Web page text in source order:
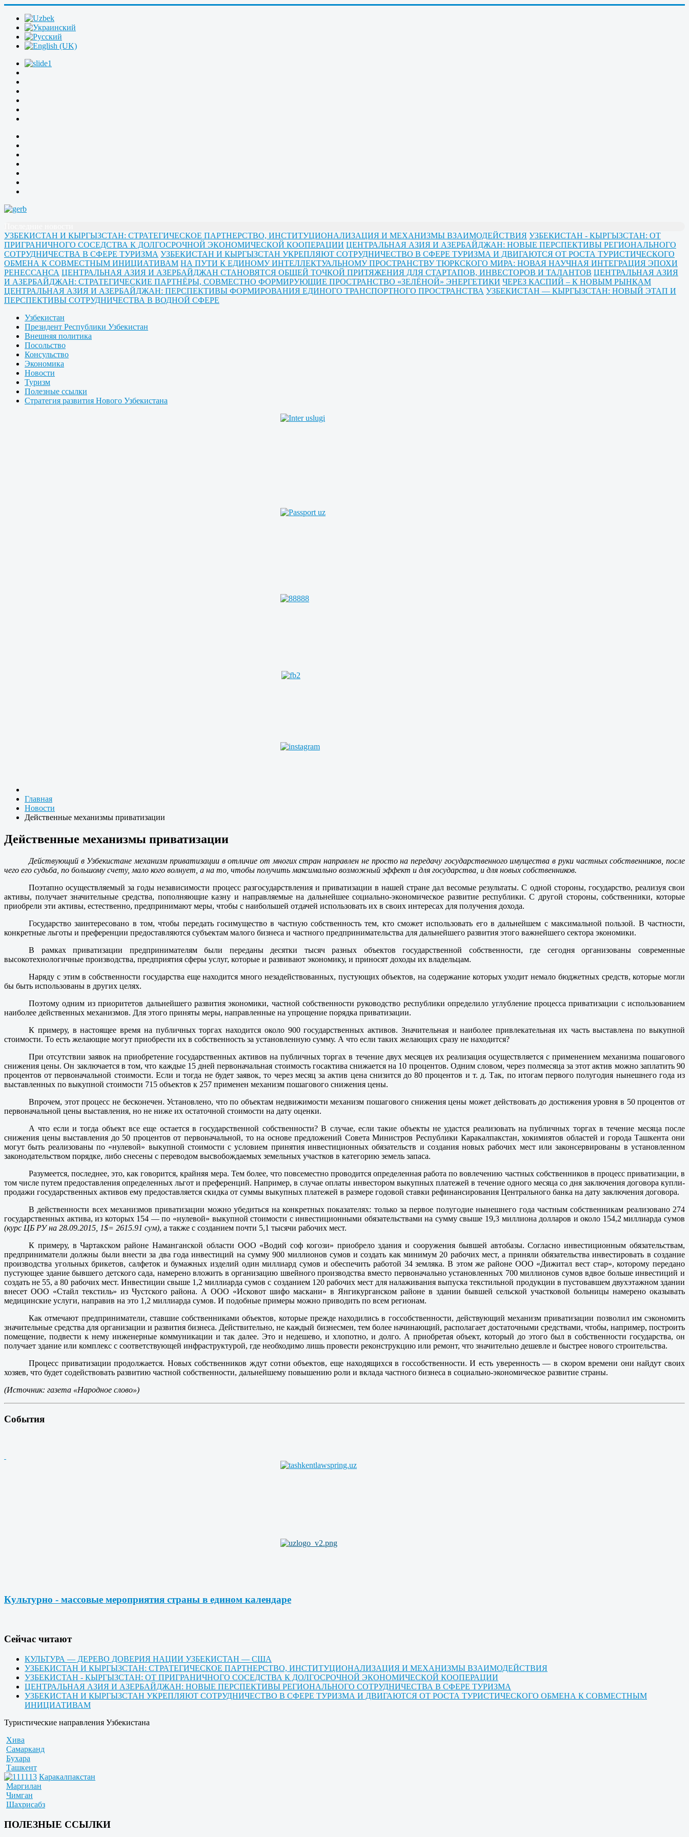
УЗБЕКИСТАН И КЫРГЫЗСТАН: СТРАТЕГИЧЕСКОЕ ПАРТНЕРСТВО, ИНСТИТУЦИОНАЛИЗАЦИЯ И МЕХАНИЗМЫ ВЗАИМОДЕЙСТВИЯ УЗБЕКИСТАН - КЫРГЫЗСТАН: ОТ
ПРИГРАНИЧНОГО СОСЕДСТВА К ДОЛГОСРОЧНОЙ ЭКОНОМИЧЕСКОЙ КООПЕРАЦИИ ЦЕНТРАЛЬНАЯ АЗИЯ И АЗЕРБАЙДЖАН: НОВЫЕ ПЕРСПЕКТИВЫ РЕГИОНАЛЬНОГО
СОТРУДНИЧЕСТВА В СФЕРЕ ТУРИЗМА УЗБЕКИСТАН И КЫРГЫЗСТАН УКРЕПЛЯЮТ СОТРУДНИЧЕСТВО В СФЕРЕ ТУРИЗМА И ДВИГАЮТСЯ ОТ РОСТА ТУРИСТИЧЕСКОГО
ОБМЕНА К СОВМЕСТНЫМ ИНИЦИАТИВАМ НА ПУТИ К ЕДИНОМУ ИНТЕЛЛЕКТУАЛЬНОМУ ПРОСТРАНСТВУ ТЮРКСКОГО МИРА: НОВАЯ НАУЧНАЯ ИНТЕГРАЦИЯ ЭПОХИ
РЕНЕССАНСА ЦЕНТРАЛЬНАЯ АЗИЯ И АЗЕРБАЙДЖАН СТАНОВЯТСЯ ОБЩЕЙ ТОЧКОЙ ПРИТЯЖЕНИЯ ДЛЯ СТАРТАПОВ, ИНВЕСТОРОВ И ТАЛАНТОВ ЦЕНТРАЛЬНАЯ АЗИЯ
И АЗЕРБАЙДЖАН: СТРАТЕГИЧЕСКИЕ ПАРТНЁРЫ, СОВМЕСТНО ФОРМИРУЮЩИЕ ПРОСТРАНСТВО «ЗЕЛЁНОЙ» ЭНЕРГЕТИКИ ЧЕРЕЗ КАСПИЙ – К НОВЫМ РЫНКАМ
ЦЕНТРАЛЬНАЯ АЗИЯ И АЗЕРБАЙДЖАН: ПЕРСПЕКТИВЫ ФОРМИРОВАНИЯ ЕДИНОГО ТРАНСПОРТНОГО ПРОСТРАНСТВА УЗБЕКИСТАН — КЫРГЫЗСТАН: НОВЫЙ ЭТАП И
ПЕРСПЕКТИВЫ СОТРУДНИЧЕСТВА В ВОДНОЙ СФЕРЕ
Узбекистан
Президент Республики Узбекистан
Внешняя политика
Посольство
Консульство
Экономика
Новости
Туризм
Полезные ссылки
Стратегия развития Нового Узбекистана
Главная
Новости
Действенные механизмы приватизации
Действенные механизмы приватизации
Действующий в Узбекистане механизм приватизации в отличие от многих стран направлен не просто на передачу государственного имущества в руки частных собственников, после
чего его судьба, по большому счету, мало кого волнует, а на то, чтобы получить максимально возможный эффект и для государства, и для новых собственников.
Поэтапно осуществляемый за годы независимости процесс разгосударствления и приватизации в нашей стране дал весомые результаты. С одной стороны, государство, реализуя свои
активы, получает значительные средства, пополняющие казну и направляемые на дальнейшее социально-экономическое развитие республики. С другой стороны, собственники, которые
приобрели эти активы, естественно, предпринимают меры, чтобы с наибольшей отдачей использовать их в своих интересах для получения дохода.
Государство заинтересовано в том, чтобы передать госимущество в частную собственность тем, кто сможет использовать его в дальнейшем с максимальной пользой. В частности,
конкретные льготы и преференции предоставляются субъектам малого бизнеса и частного предпринимательства для дальнейшего развития этого важнейшего сектора экономики.
В рамках приватизации предпринимателям были переданы десятки тысяч разных объектов государственной собственности, где сегодня организованы современные
высокотехнологичные производства, предприятия сферы услуг, которые и развивают экономику, и приносят доходы их владельцам.
Наряду с этим в собственности государства еще находится много незадействованных, пустующих объектов, на содержание которых уходит немало бюджетных средств, которые могли
бы быть использованы в других целях.
Поэтому одним из приоритетов дальнейшего развития экономики, частной собственности руководство республики определило углубление процесса приватизации с использованием
наиболее действенных механизмов. Для этого приняты меры, направленные на упрощение порядка приватизации.
К примеру, в настоящее время на публичных торгах находится около 900 государственных активов. Значительная и наиболее привлекательная их часть выставлена по выкупной
стоимости. То есть желающие могут приобрести их в собственность за установленную сумму. А что если таких желающих сразу не находится?
При отсутствии заявок на приобретение государственных активов на публичных торгах в течение двух месяцев их реализация осуществляется с применением механизма пошагового
снижения цены. Он заключается в том, что каждые 15 дней первоначальная стоимость госактива снижается на 10 процентов. Одним словом, через полмесяца за этот актив можно заплатить 90
процентов от первоначальной стоимости. Если и тогда не будет заявок, то через месяц за актив цена снизится до 80 процентов и т. д. Так, по итогам первого полугодия нынешнего года из
выставленных по выкупной стоимости 715 объектов к 257 применен механизм пошагового снижения цены.
Впрочем, этот процесс не бесконечен. Установлено, что по объектам недвижимости механизм пошагового снижения цены может действовать до достижения уровня в 50 процентов от
первоначальной цены выставления, но не ниже их остаточной стоимости на дату оценки.
А что если и тогда объект все еще остается в государственной собственности? В случае, если такие объекты не удастся реализовать на публичных торгах в течение месяца после
снижения цены выставления до 50 процентов от первоначальной, то на основе предложений Совета Министров Республики Каракалпакстан, хокимиятов областей и города Ташкента они
могут быть реализованы по «нулевой» выкупной стоимости с условием принятия инвестиционных обязательств и создания новых рабочих мест или законсервированы в установленном
законодательством порядке, либо снесены с переводом высвобождаемых земельных участков в категорию земель запаса.
Разумеется, последнее, это, как говорится, крайняя мера. Тем более, что повсеместно проводится определенная работа по вовлечению частных собственников в процесс приватизации, в
том числе путем предоставления определенных льгот и преференций. Например, в случае оплаты инвестором выкупных платежей в течение одного месяца со дня заключения договора купли-
продажи государственных активов ему предоставляется скидка от суммы выкупных платежей в размере годовой ставки рефинансирования Центрального банка на дату заключения договора.
В действенности всех механизмов приватизации можно убедиться на конкретных показателях: только за первое полугодие нынешнего года частным собственникам реализовано 274
государственных актива, из которых 154 — по «нулевой» выкупной стоимости с инвестиционными обязательствами на сумму свыше 19,3 миллиона долларов и около 154,2 миллиарда сумов
(курс ЦБ РУ на 28.09.2015, 1$= 2615.91 сум), а также с созданием почти 5,1 тысячи рабочих мест.
К примеру, в Чартакском районе Наманганской области ООО «Водий соф когози» приобрело здания и сооружения бывшей автобазы. Согласно инвестиционным обязательствам,
предприниматели должны были внести за два года инвестиций на сумму 900 миллионов сумов и создать как минимум 20 рабочих мест, а приняли обязательства инвестировать в создание
производства угольных брикетов, салфеток и бумажных изделий один миллиард сумов и обеспечить работой 34 земляка. В этом же районе ООО «Дижитал вест стар», которому передано
пустующее здание бывшего детского сада, намерено вложить в организацию швейного производства вместо первоначально установленных 700 миллионов сумов вдвое больше инвестиций и
создать не 55, а 80 рабочих мест. Инвестиции свыше 1,2 миллиарда сумов с созданием 120 рабочих мест для налаживания выпуска текстильной продукции в пустовавшем двухэтажном здании
внесет ООО «Стайл текстиль» из Чустского района. А ООО «Исковот шифо маскани» в Янгикурганском районе в здании бывшей сельской участковой больницы намерено оказывать
медицинские услуги, направив на это 1,2 миллиарда сумов. И подобные примеры можно приводить по всем регионам.
Как отмечают предприниматели, ставшие собственниками объектов, которые прежде находились в госсобственности, действующий механизм приватизации позволил им сэкономить
значительные средства для организации и развития бизнеса. Действительно, не каждый бизнесмен, тем более начинающий, располагает достаточными средствами, чтобы, например, построить
помещение, подвести к нему инженерные коммуникации и так далее. Это и недешево, и хлопотно, и долго. А приобретая объект, который до этого был в собственности государства, он
получает здание или комплекс с соответствующей инфраструктурой, где необходимо лишь провести реконструкцию или ремонт, что значительно дешевле и быстрее нового строительства.
Процесс приватизации продолжается. Новых собственников ждут сотни объектов, еще находящихся в госсобственности. И есть уверенность — в скором времени они найдут своих
хозяев, что будет содействовать развитию частной собственности, дальнейшему повышению роли и вклада частного бизнеса в социально-экономическое развитие страны.
(Источник: газета «Народное слово»)
События
Культурно - массовые мероприятия страны в едином календаре
Cейчас читают
КУЛЬТУРА — ДЕРЕВО ДОВЕРИЯ НАЦИИ УЗБЕКИСТАН — США
УЗБЕКИСТАН И КЫРГЫЗСТАН: СТРАТЕГИЧЕСКОЕ ПАРТНЕРСТВО, ИНСТИТУЦИОНАЛИЗАЦИЯ И МЕХАНИЗМЫ ВЗАИМОДЕЙСТВИЯ
УЗБЕКИСТАН - КЫРГЫЗСТАН: ОТ ПРИГРАНИЧНОГО СОСЕДСТВА К ДОЛГОСРОЧНОЙ ЭКОНОМИЧЕСКОЙ КООПЕРАЦИИ
ЦЕНТРАЛЬНАЯ АЗИЯ И АЗЕРБАЙДЖАН: НОВЫЕ ПЕРСПЕКТИВЫ РЕГИОНАЛЬНОГО СОТРУДНИЧЕСТВА В СФЕРЕ ТУРИЗМА
УЗБЕКИСТАН И КЫРГЫЗСТАН УКРЕПЛЯЮТ СОТРУДНИЧЕСТВО В СФЕРЕ ТУРИЗМА И ДВИГАЮТСЯ ОТ РОСТА ТУРИСТИЧЕСКОГО ОБМЕНА К СОВМЕСТНЫМ
ИНИЦИАТИВАМ
Туристические направления Узбекистана
Хива
Самарканд
Бухара
Ташкент
Каракалпакстан
Маргилан
Чимган
Шахрисабз
ПОЛЕЗНЫЕ ССЫЛКИ